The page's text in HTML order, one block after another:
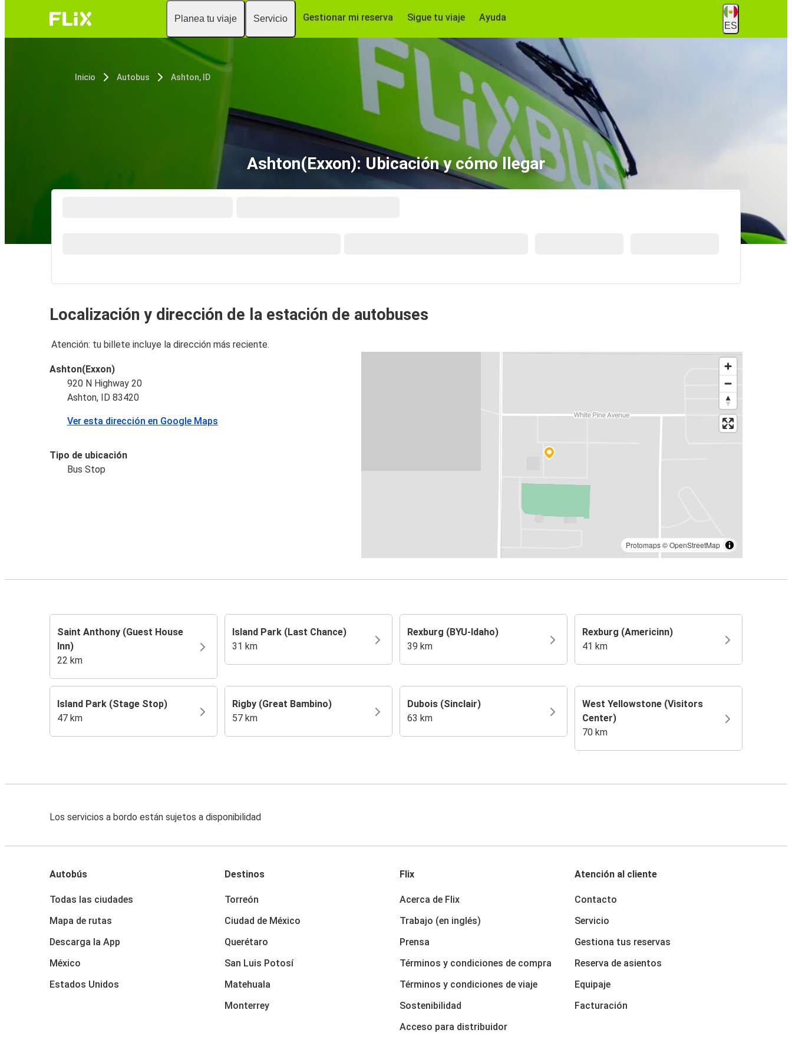
Planea tu viaje Servicio Gestionar mi reserva Sigue tu viaje Ayuda
ES
Inicio Autobus Ashton, ID
Ashton(Exxon): Ubicación y cómo llegar
Localización y dirección de la estación de autobuses
Atención: tu billete incluye la dirección más reciente.
Protomaps©OpenStreetMap
Ashton(Exxon)
920 N Highway 20
Ashton, ID 83420
Ver esta dirección en Google Maps
Tipo de ubicación
Bus Stop
Saint Anthony (Guest House
Inn)
22 km
Island Park (Last Chance)
31 km
Rexburg (BYU-Idaho)
39 km
Rexburg (Americinn)
41 km
Island Park (Stage Stop)
47 km
Rigby (Great Bambino)
57 km
Dubois (Sinclair)
63 km
West Yellowstone (Visitors
Center)
70 km
Los servicios a bordo están sujetos a disponibilidad
Autobús
Todas las ciudades
Mapa de rutas
Descarga la App
México
Estados Unidos
Destinos
Torreón
Ciudad de México
Querétaro
San Luis Potosí
Matehuala
Monterrey
Flix
Acerca de Flix
Trabajo (en inglés)
Prensa
Términos y condiciones de compra
Términos y condiciones de viaje
Sostenibilidad
Acceso para distribuidor
Atención al cliente
Contacto
Servicio
Gestiona tus reservas
Reserva de asientos
Equipaje
Facturación